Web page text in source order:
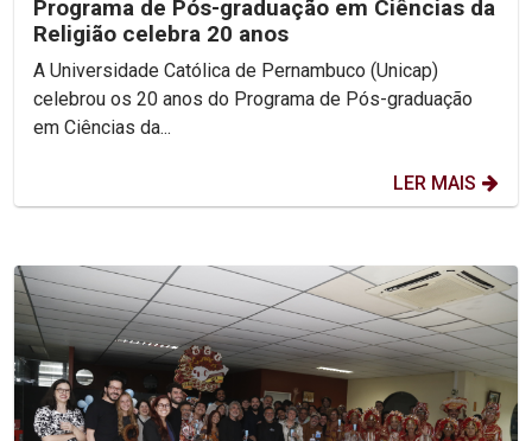
Programa de Pós-graduação em Ciências da
Religião celebra 20 anos
A Universidade Católica de Pernambuco (Unicap)
celebrou os 20 anos do Programa de Pós-graduação
em Ciências da...
LER MAIS